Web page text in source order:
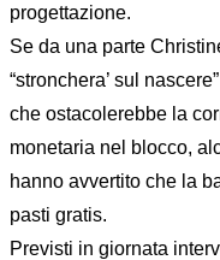
progettazione.
Se da una parte
“stronchera’ sul
che ostacolerebbe la
monetaria nel blocco,
hanno avvertito che la
pasti gratis.
Previsti in giornata